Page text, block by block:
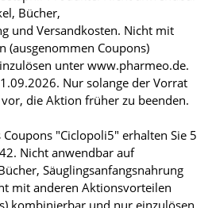
Bücher,
und Versandkosten. Nicht mit
(ausgenommen Coupons)
unter www.pharmeo.de.
Nur solange der Vorrat
die Aktion früher zu beenden.
"Ciclopoli5" erhalten Sie 5
Nicht anwendbar auf
Säuglingsanfangsnahrung
mit anderen Aktionsvorteilen